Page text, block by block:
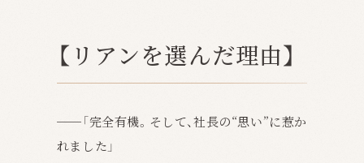
【リアンを選んだ理由】
──「完全有機。そして、社長の“思い”に惹か
れました」